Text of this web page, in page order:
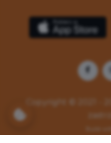
Copyright © 2021 -